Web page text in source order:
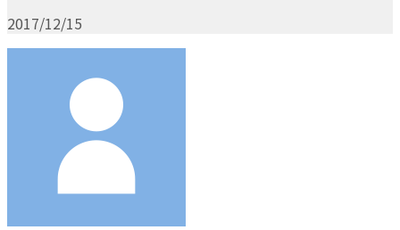
2017/12/15